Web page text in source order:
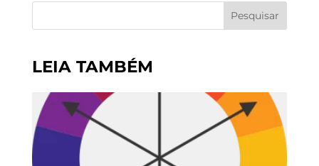
Pesquisar
LEIA TAMBÉM